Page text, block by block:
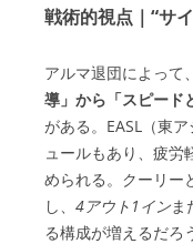
戦術的視点｜“サ
アルマ退団によって
導」から「スピード
がある。EASL（東
ュールもあり、疲労
められる。クーリー
し、 4アウト1インま
る構成が増えるだろ